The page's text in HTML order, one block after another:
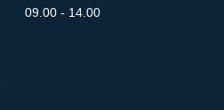
09.00 - 14.00